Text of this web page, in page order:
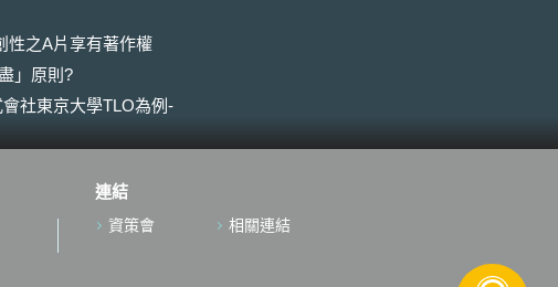
及啦啦隊服
院對Star公
侵權訴訟，
行討論，
於2010年的
國著作之啦
圖一 Varsity
隊服相似於
著作之啦啦
性之A片享有著作權
」原則?
社東京大學TLO為例-
連結
資策會 相關連結